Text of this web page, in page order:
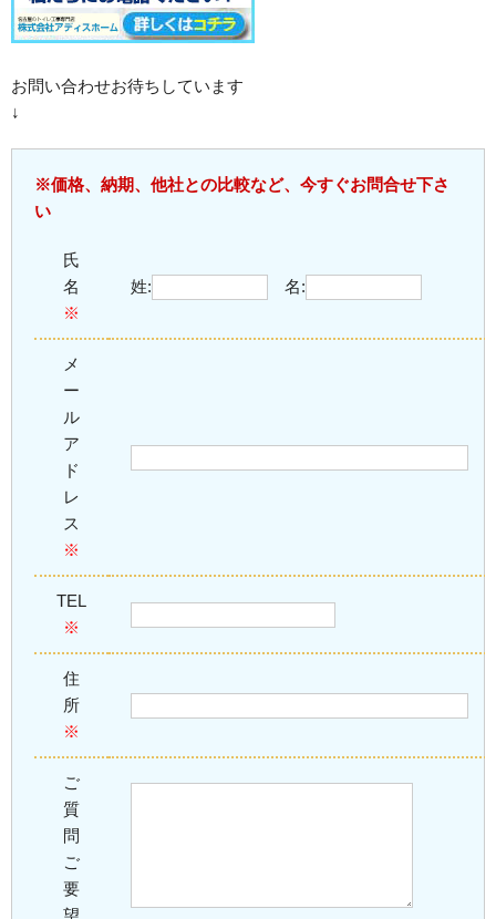
お問い合わせお待ちしています
↓
※価格、納期、他社との比較など、今すぐお問合せ下さ
い
氏
名
※
姓: 名:
メ
ー
ル
ア
ド
レ
ス
※
TEL
※
住
所
※
ご
質
問
ご
要
望